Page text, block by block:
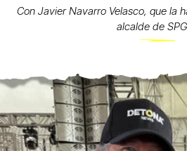
Con Javier Navarro Velasco, que la
alcalde de